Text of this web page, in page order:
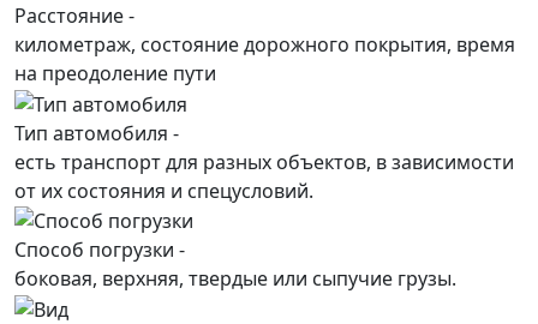
Расстояние -
километраж, состояние дорожного покрытия, время
на преодоление пути
Тип автомобиля -
есть транспорт для разных объектов, в зависимости
от их состояния и спецусловий.
Способ погрузки -
боковая, верхняя, твердые или сыпучие грузы.